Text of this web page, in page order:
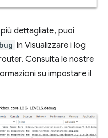
dettagliate, puoi
in Visualizzare i log
Consulta le nostre
su impostare il